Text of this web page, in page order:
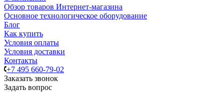
Обзор товаров Интернет-магазина
Основное технологическое оборудование
Блог
Как купить
Условия оплаты
Условия доставки
Контакты
+7 495 660-79-02
Заказать звонок
Задать вопрос